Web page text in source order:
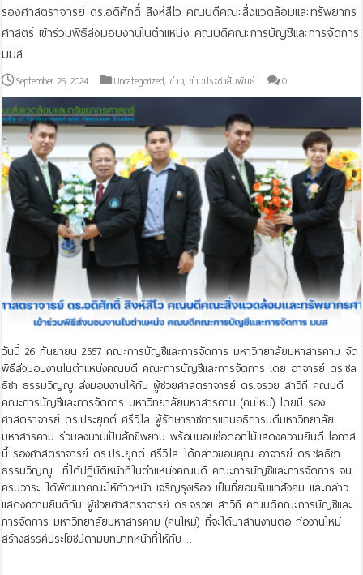
รองศาสตราจารย์ ดร.อดิศักดิ์ สิงห์สีโว คณบดีคณะสิ่งแวดล้อมและทรัพยากร
ศาสตร์ เข้าร่วมพิธีส่งมอบงานในตำแหน่ง คณบดีคณะการบัญชีและการจัดการ
มมส
September 26, 2024 Uncategorized,ข่าว,ข่าวประชาสัมพันธ์ 0
วันนี้ 26 กันยายน 2567 คณะการบัญชีและการจัดการ มหาวิทยาลัยมหาสารคาม จัด
พิธีส่งมอบงานในตำแหน่งคณบดี คณะการบัญชีและการจัดการ โดย อาจารย์ ดร.ชล
ธิชา ธรรมวิญญู ส่งมอบงานให้กับ ผู้ช่วยศาสตราจารย์ ดร.จรวย สาวิถี คณบดี
คณะการบัญชีและการจัดการ มหาวิทยาลัยมหาสารคาม (คนใหม่) โดยมี รอง
ศาสตราจารย์ ดร.ประยุกต์ ศรีวิไล ผู้รักษาราชการแทนอธิการบดีมหาวิทยาลัย
มหาสารคาม ร่วมลงนามเป็นสักขีพยาน พร้อมมอบช่อดอกไม้แสดงความยินดี โอกาส
นี้ รองศาสตราจารย์ ดร.ประยุกต์ ศรีวิไล ได้กล่าวขอบคุณ อาจารย์ ดร.ชลธิชา
ธรรมวิญญู ที่ได้ปฏิบัติหน้าที่ในตำแหน่งคณบดี คณะการบัญชีและการจัดการ จน
ครบวาระ ได้พัฒนาคณะให้ก้าวหน้า เจริญรุ่งเรือง เป็นที่ยอมรับแก่สังคม และกล่าว
แสดงความยินดีกับ ผู้ช่วยศาสตราจารย์ ดร.จรวย สาวิถี คณบดีคณะการบัญชีและ
การจัดการ มหาวิทยาลัยมหาสารคาม (คนใหม่) ที่จะได้มาสานงานต่อ ก่องานใหม่
สร้างสรรค์ประโยชน์ตามบทบาทหน้าที่ให้กับ …